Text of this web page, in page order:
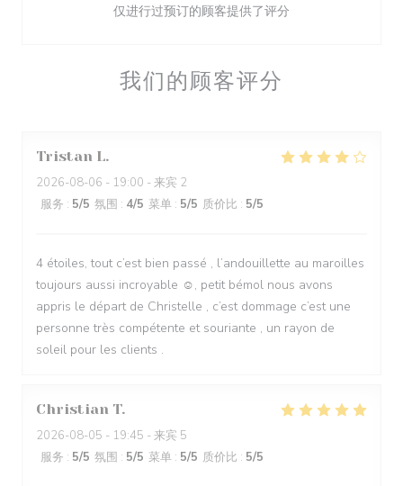
我们的顾客评分
Tristan L
2026-08-06 - 19:00 - 来宾 2
服务 : 5/5 氛围 : 4/5 菜单 : 5/5 质价比 : 5/5
4 étoiles, tout c’est bien passé , l’andouillette au maroilles
toujours aussi incroyable ☺️, petit bémol nous avons
appris le départ de Christelle , c’est dommage c’est une
personne très compétente et souriante , un rayon de
soleil pour les clients .
Christian T
2026-08-05 - 19:45 - 来宾 5
服务 : 5/5 氛围 : 5/5 菜单 : 5/5 质价比 : 5/5
仅进行过预订的顾客提供了评分